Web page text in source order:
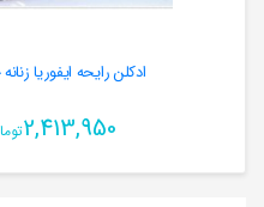
ادکلن رایحه ایفوریا
2,413,950